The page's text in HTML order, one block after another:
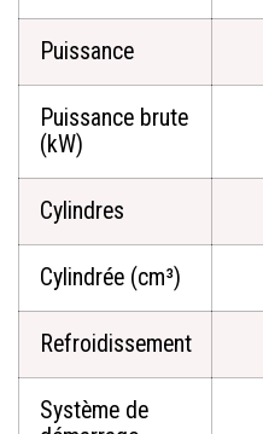
Puissance
Puissance brute
(kW)
Cylindres
Cylindrée (cm³)
Refroidissement
Système de